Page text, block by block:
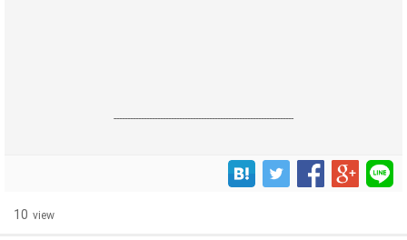
------------------------------------------------------------------
10 view